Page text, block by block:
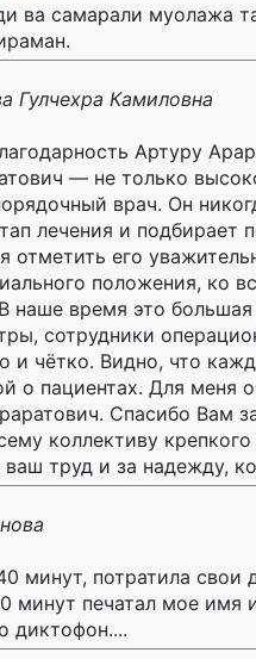
ва самарали муолажа
Гулчехра Камиловна
Артуру
— не только
врач. Он
лечения и подбирает
отметить его
положения, ко
время это
сотрудники
и чётко. Видно, что
о пациентах. Для меня
Спасибо Вам
коллективу
ваш труд и за надежду,
минут, потратила свои
минут печатал мое имя
диктофон....